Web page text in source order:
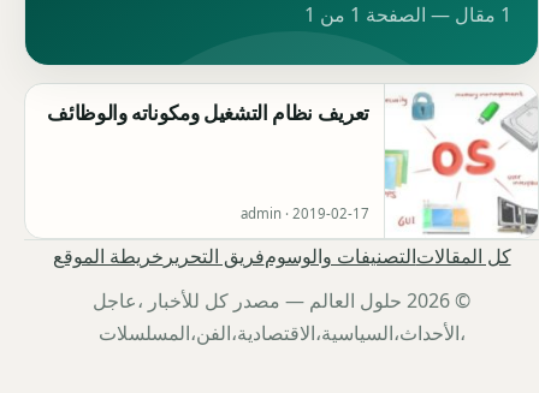
1 مقال — الصفحة 1 من 1
تعريف نظام التشغيل ومكوناته والوظائف
admin · 2019-02-17
كل المقالاتالتصنيفات والوسومفريق التحرير خريطة الموقع
© 2026 حلول العالم — مصدر كل للأخبار ،عاجل
،الأحداث،السياسية،الاقتصادية،الفن،المسلسلات